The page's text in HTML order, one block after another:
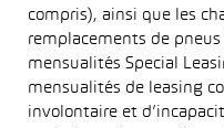
compris), ainsi que les
remplacements de pneus
mensualités Special
mensualités de leasing
involontaire et